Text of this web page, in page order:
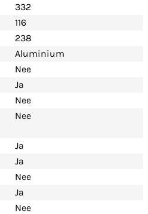
332
116
238
Aluminium
Nee
Ja
Nee
Nee
Ja
Ja
Nee
Ja
Nee